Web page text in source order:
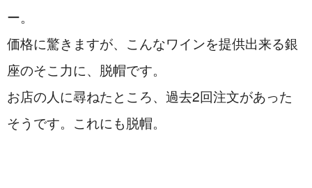
ー。
価格に驚きますが、こんなワインを提供出来る銀
座のそこ力に、脱帽です。
お店の人に尋ねたところ、過去2回注文があった
そうです。これにも脱帽。